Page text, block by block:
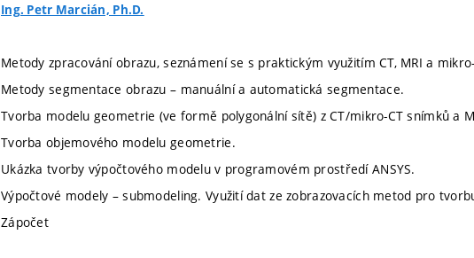
Ing. Petr Marcián, Ph.D.
Metody zpracování obrazu, seznámení se s praktickým využitím CT, MRI a
Metody segmentace obrazu – manuální a automatická segmentace.
Tvorba modelu geometrie (ve formě polygonální sítě) z CT/mikro-CT snímků a
Tvorba objemového modelu geometrie.
Ukázka tvorby výpočtového modelu v programovém prostředí ANSYS.
Výpočtové modely – submodeling. Využití dat ze zobrazovacích metod pro
Zápočet